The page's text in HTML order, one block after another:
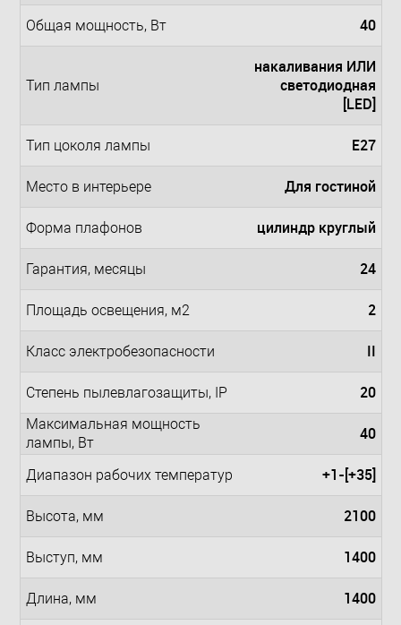
Общая мощность, Вт 40
Тип лампы
накаливания ИЛИ
светодиодная
[LED]
Тип цоколя лампы E27
Место в интерьере Для гостиной
Форма плафонов цилиндр круглый
Гарантия, месяцы 24
Площадь освещения, м2 2
Класс электробезопасности II
Степень пылевлагозащиты, IP 20
Максимальная мощность
лампы, Вт
40
Диапазон рабочих температур +1-[+35]
Высота, мм 2100
Выступ, мм 1400
Длина, мм 1400